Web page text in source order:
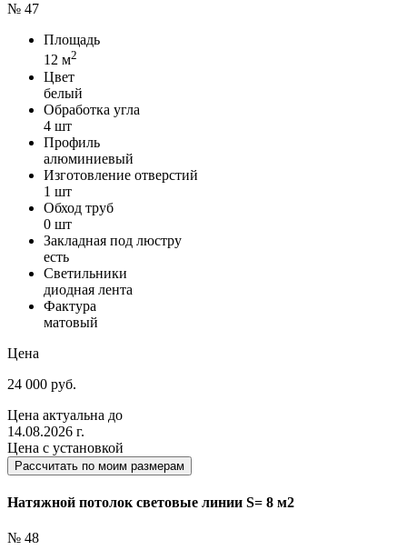
№ 47
Площадь
12 м2
Цвет
белый
Обработка угла
4 шт
Профиль
алюминиевый
Изготовление отверстий
1 шт
Обход труб
0 шт
Закладная под люстру
есть
Светильники
диодная лента
Фактура
матовый
Цена
24 000 руб.
Цена актуальна до
14.08.2026 г.
Цена с установкой
Рассчитать по моим размерам
Натяжной потолок световые линии S= 8 м2
№ 48